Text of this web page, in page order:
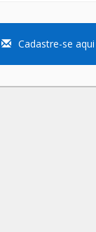
Cadastre-se aqui